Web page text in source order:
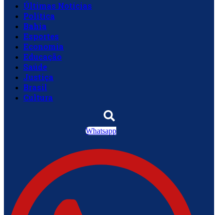
Últimas Notícias
Política
Bahia
Esportes
Economia
Educação
Saúde
Justiça
Brasil
Cultura
Whatsapp